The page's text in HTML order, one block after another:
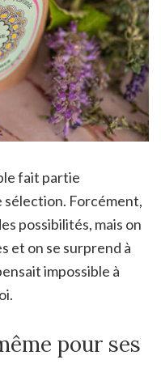
fait partie
sélection. Forcément,
possibilités, mais on
et on se surprend à
impossible à
pour ses